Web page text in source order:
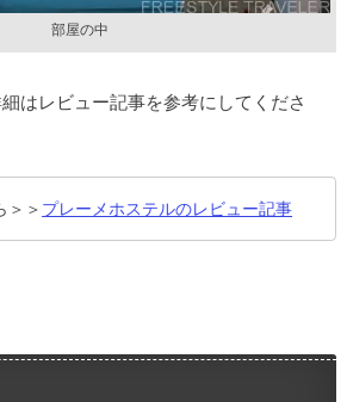
部屋の中
はレビュー記事を参考にしてくださ
＞＞ プレーメホステルのレビュー記事